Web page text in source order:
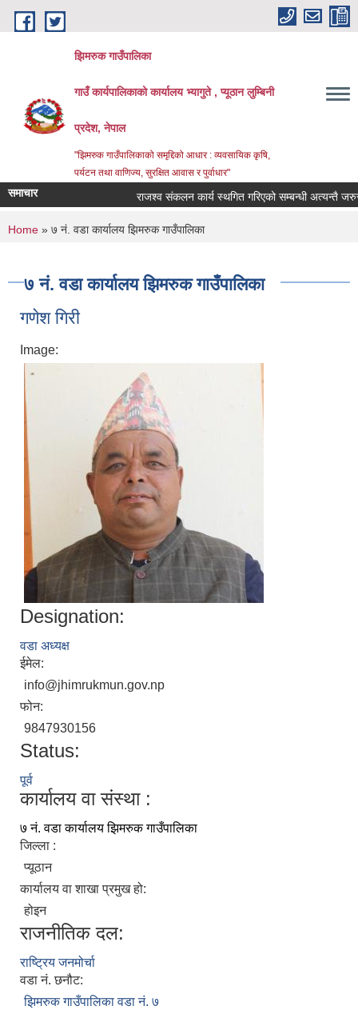
Skip to main content
झिमरुक गाउँपालिका
गाउँ कार्यपालिकाको कार्यालय भ्यागुते , प्यूठान लुम्बिनी
प्रदेश, नेपाल
"झिमरुक गाउँपालिकाको समृद्दिको आधार : व्यवसायिक कृषि,
पर्यटन तथा वाणिज्य, सुरक्षित आवास र पुर्वाधार"
समाचार राजश्व संकलन कार्य स्थगित गरिएको सम्बन्धी अत्यन्तै जरुरी
You are here
Home » ७ नं. वडा कार्यालय झिमरुक गाउँपालिका
७ नं. वडा कार्यालय झिमरुक गाउँपालिका
गणेश गिरी
Image:
Designation:
वडा अध्यक्ष
ईमेल:
info@jhimrukmun.gov.np
फोन:
9847930156
Status:
पूर्व
कार्यालय वा संस्था :
७ नं. वडा कार्यालय झिमरुक गाउँपालिका
जिल्ला :
प्यूठान
कार्यालय वा शाखा प्रमुख हो:
होइन
राजनीतिक दल:
राष्ट्रिय जनमोर्चा
वडा नं. छनौट:
झिमरुक गाउँपालिका वडा नं. ७